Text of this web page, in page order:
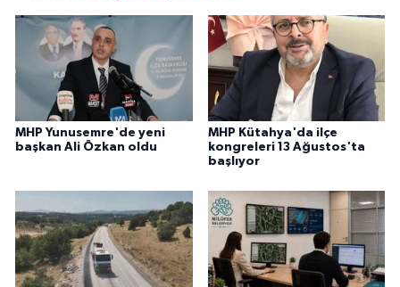
MHP Yunusemre'de yeni
başkan Ali Özkan oldu
MHP Kütahya'da ilçe
kongreleri 13 Ağustos'ta
başlıyor